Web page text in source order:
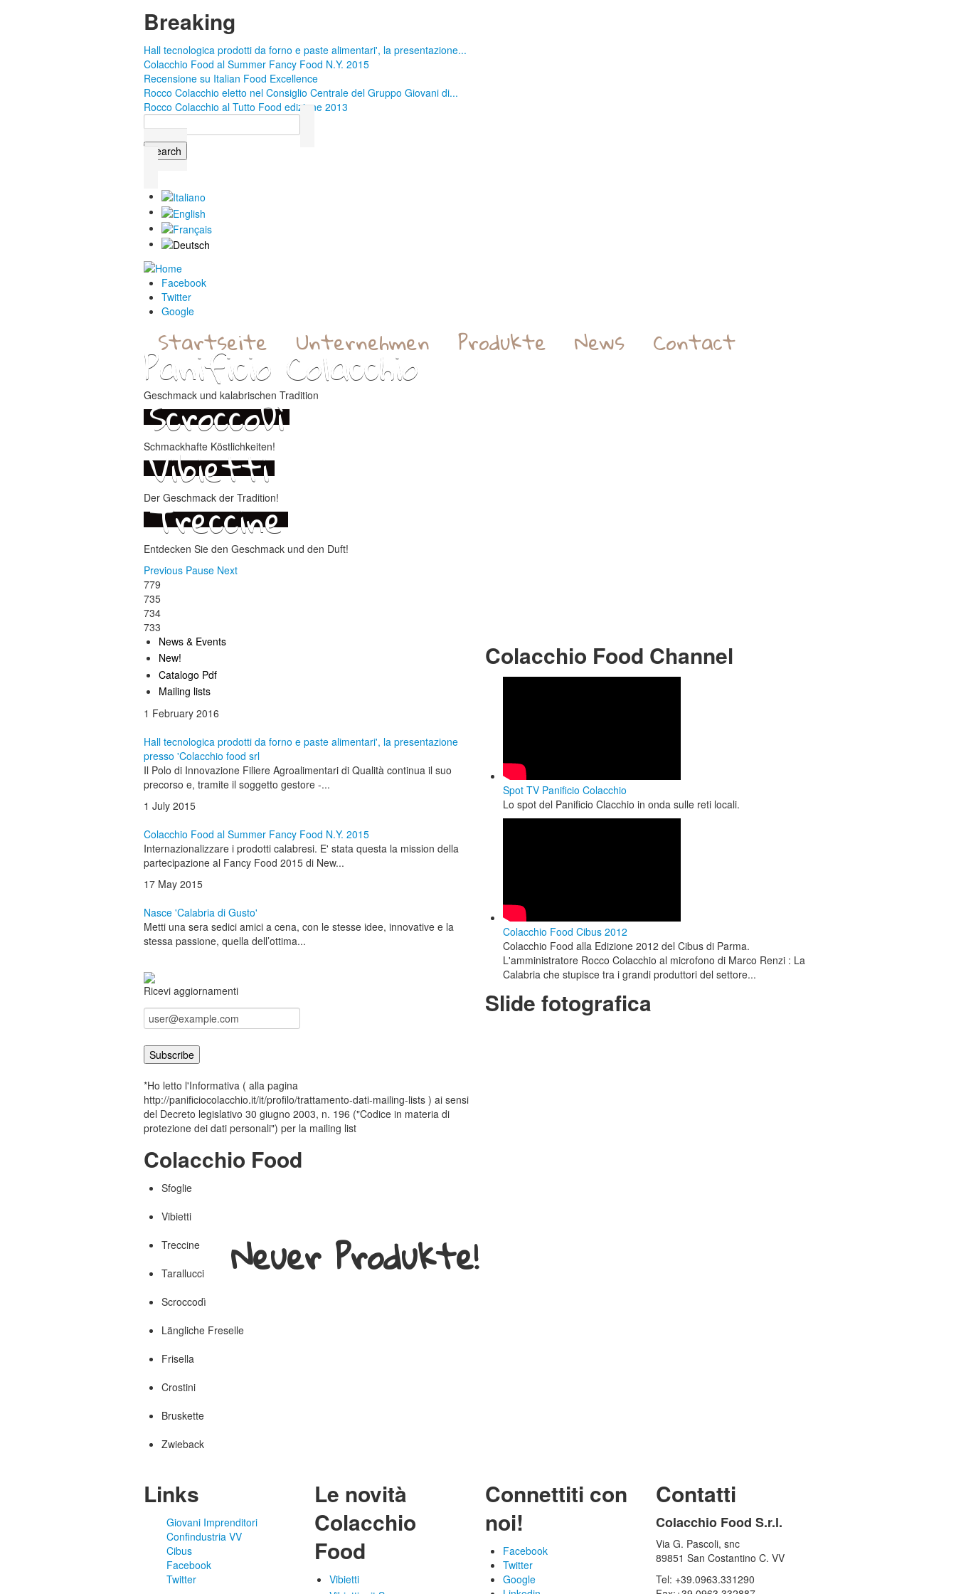
Breaking
Hall tecnologica prodotti da forno e paste alimentari', la presentazione...
Colacchio Food al Summer Fancy Food N.Y. 2015
Recensione su Italian Food Excellence
Rocco Colacchio eletto nel Consiglio Centrale del Gruppo Giovani di...
Rocco Colacchio al Tutto Food edizione 2013
Search form
Facebook
Twitter
Google
Startseite Unternehmen Produkte News Contact
Panificio Colacchio
Geschmack und kalabrischen Tradition
ScroccoDì
Schmackhafte Köstlichkeiten!
Vibietti
Der Geschmack der Tradition!
Treccine
Entdecken Sie den Geschmack und den Duft!
Previous Pause Next
779
735
734
733
News & Events
New!
Catalogo Pdf
Mailing lists
1 February 2016
Hall tecnologica prodotti da forno e paste alimentari', la presentazione
presso 'Colacchio food srl
Il Polo di Innovazione Filiere Agroalimentari di Qualità continua il suo
precorso e, tramite il soggetto gestore -...
1 July 2015
Colacchio Food al Summer Fancy Food N.Y. 2015
Internazionalizzare i prodotti calabresi. E' stata questa la mission della
partecipazione al Fancy Food 2015 di New...
17 May 2015
Nasce 'Calabria di Gusto'
Metti una sera sedici amici a cena, con le stesse idee, innovative e la
stessa passione, quella dell’ottima...
Neuer Produkte!
Ricevi aggiornamenti
*Ho letto l'Informativa ( alla pagina
http://panificiocolacchio.it/it/profilo/trattamento-dati-mailing-lists ) ai sensi
del Decreto legislativo 30 giugno 2003, n. 196 ("Codice in materia di
protezione dei dati personali") per la mailing list
Colacchio Food Channel
Spot TV Panificio Colacchio
Lo spot del Panificio Clacchio in onda sulle reti locali.
Colacchio Food Cibus 2012
Colacchio Food alla Edizione 2012 del Cibus di Parma.
L'amministratore Rocco Colacchio al microfono di Marco Renzi : La
Calabria che stupisce tra i grandi produttori del settore...
Slide fotografica
Colacchio Food
Sfoglie
Vibietti
Treccine
Tarallucci
Scroccodì
Längliche Freselle
Frisella
Crostini
Bruskette
Zwieback
Links
Giovani Imprenditori
Confindustria VV
Cibus
Facebook
Twitter
Le novità
Colacchio
Food
Vibietti
Connettiti con
noi!
Facebook
Twitter
Google
Contatti
Colacchio Food S.r.l.
Via G. Pascoli, snc
89851 San Costantino C. VV
Tel: +39.0963.331290